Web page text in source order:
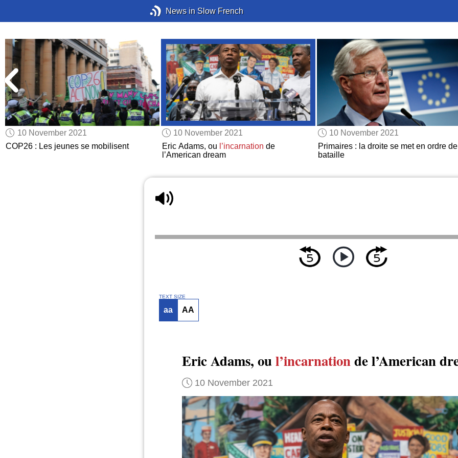
News in Slow French
10 November 2021
COP26 : Les jeunes se mobilisent
10 November 2021
Eric Adams, ou l’incarnation de
l’American dream
10 November 2021
Primaires : la droite se met en ordre de
bataille
TEXT SIZE
aa AA
Eric Adams, oul’incarnationde l’American
10 November 2021